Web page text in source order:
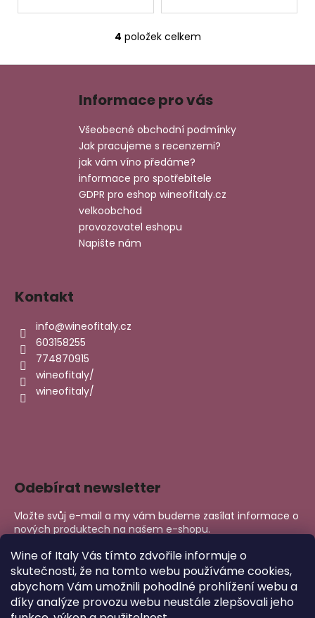
Wine of Italy Vás tímto zdvořile informuje o
skutečnosti, že na tomto webu používáme cookies,
abychom Vám umožnili pohodlné prohlížení webu a
díky analýze provozu webu neustále zlepšovali jeho
O
v
d
a
c
í
p
r
v
y
4 položek celkem
Z
Informace pro vás
Všeobecné obchodní podmínky
Jak pracujeme s recenzemi?
jak vám víno předáme?
informace pro spotřebitele
GDPR pro eshop wineofitaly.cz
velkoobchod
provozovatel eshopu
Napište nám
Kontakt
info@wineofitaly.cz
603158255
774870915
wineofitaly/
wineofitaly/
Odebírat newsletter
Vložte svůj e-mail a my vám budeme zasílat informace o
nových produktech na našem e-shopu.
E-mail
PŘIHLÁSIT SE